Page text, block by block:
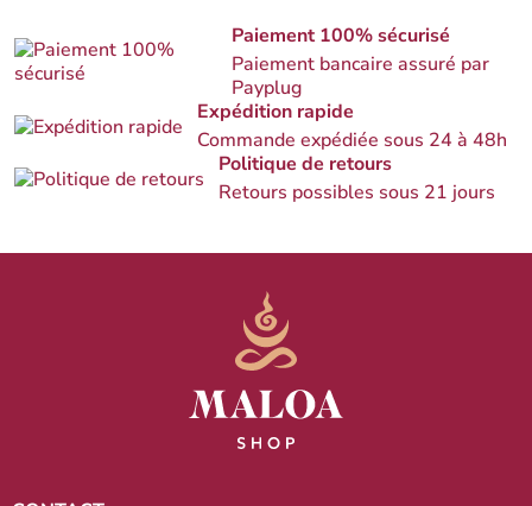
Paiement 100% sécurisé
Paiement bancaire assuré par
Payplug
Expédition rapide
Commande expédiée sous 24 à 48h
Politique de retours
Retours possibles sous 21 jours